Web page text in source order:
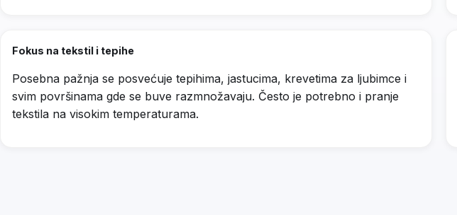
Fokus na tekstil i tepihe
Posebna pažnja se posvećuje tepihima, jastucima, krevetima za ljubimce i
svim površinama gde se buve razmnožavaju. Često je potrebno i pranje
tekstila na visokim temperaturama.